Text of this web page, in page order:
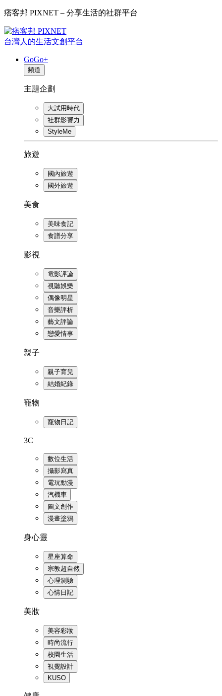
痞客邦 PIXNET – 分享生活的社群平台
台灣人的生活文創平台
GoGo+
頻道
主題企劃
大試用時代
社群影響力
StyleMe
旅遊
國內旅遊
國外旅遊
美食
美味食記
食譜分享
影視
電影評論
視聽娛樂
偶像明星
音樂評析
藝文評論
戀愛情事
親子
親子育兒
結婚紀錄
寵物
寵物日記
3C
數位生活
攝影寫真
電玩動漫
汽機車
圖文創作
漫畫塗鴉
身心靈
星座算命
宗教超自然
心理測驗
心情日記
美妝
美容彩妝
時尚流行
校園生活
視覺設計
KUSO